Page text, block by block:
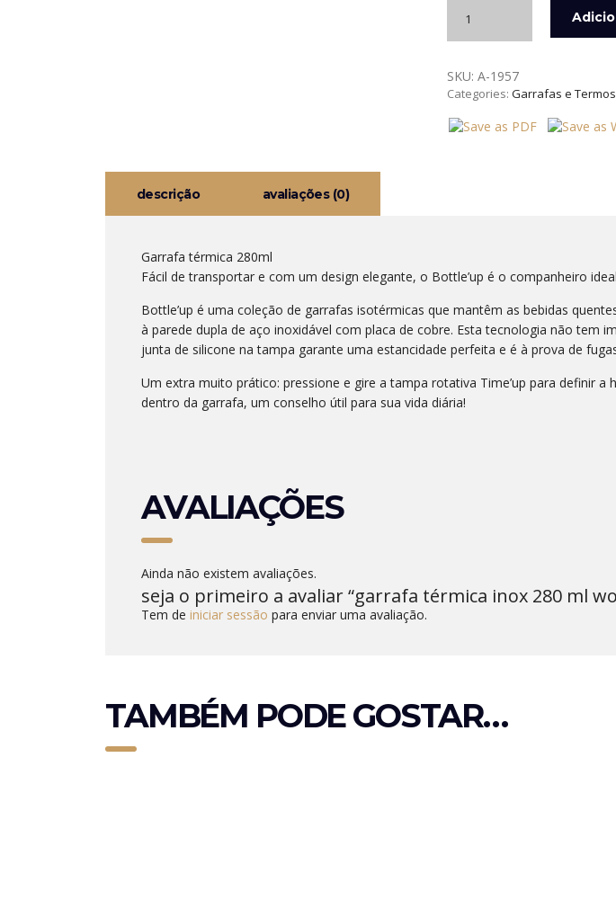
GARRAFA
INOX
280
WOOD
SKU: A-1957
Categories: Garrafas e
descrição avaliações (0)
Garrafa térmica 280ml
Fácil de transportar e com um design elegante, o Bottle’up é o companheiro
Bottle’up é uma coleção de garrafas isotérmicas que mantêm as bebidas
à parede dupla de aço inoxidável com placa de cobre. Esta tecnologia não tem
junta de silicone na tampa garante uma estancidade perfeita e é à prova de
Um extra muito prático: pressione e gire a tampa rotativa Time’up para definir a
dentro da garrafa, um conselho útil para sua vida diária!
AVALIAÇÕES
Ainda não existem avaliações.
seja o primeiro a avaliar “garrafa térmica inox 280 ml
Tem de iniciar sessão para enviar uma avaliação.
TAMBÉM PODE GOSTAR…